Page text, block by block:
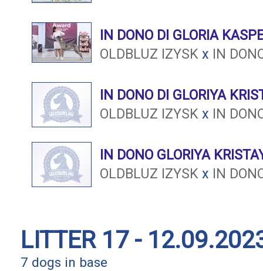
IN DONO DI GLORIA
OLDBLUZ IZYSK x IN
IN DONO DI GLORIYA
OLDBLUZ IZYSK x IN
IN DONO GLORIYA
OLDBLUZ IZYSK x IN
LITTER 17 -
7 dogs in base